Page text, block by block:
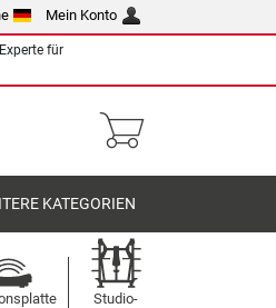
Mein Konto
für
KATEGORIEN
Studio-